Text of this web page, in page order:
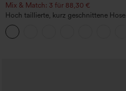
Mix & Match: 3 für 88,30 €
Hoch taillierte, kurz geschnittene Hose
mit Reißverschlusstasche in Leinenoptik